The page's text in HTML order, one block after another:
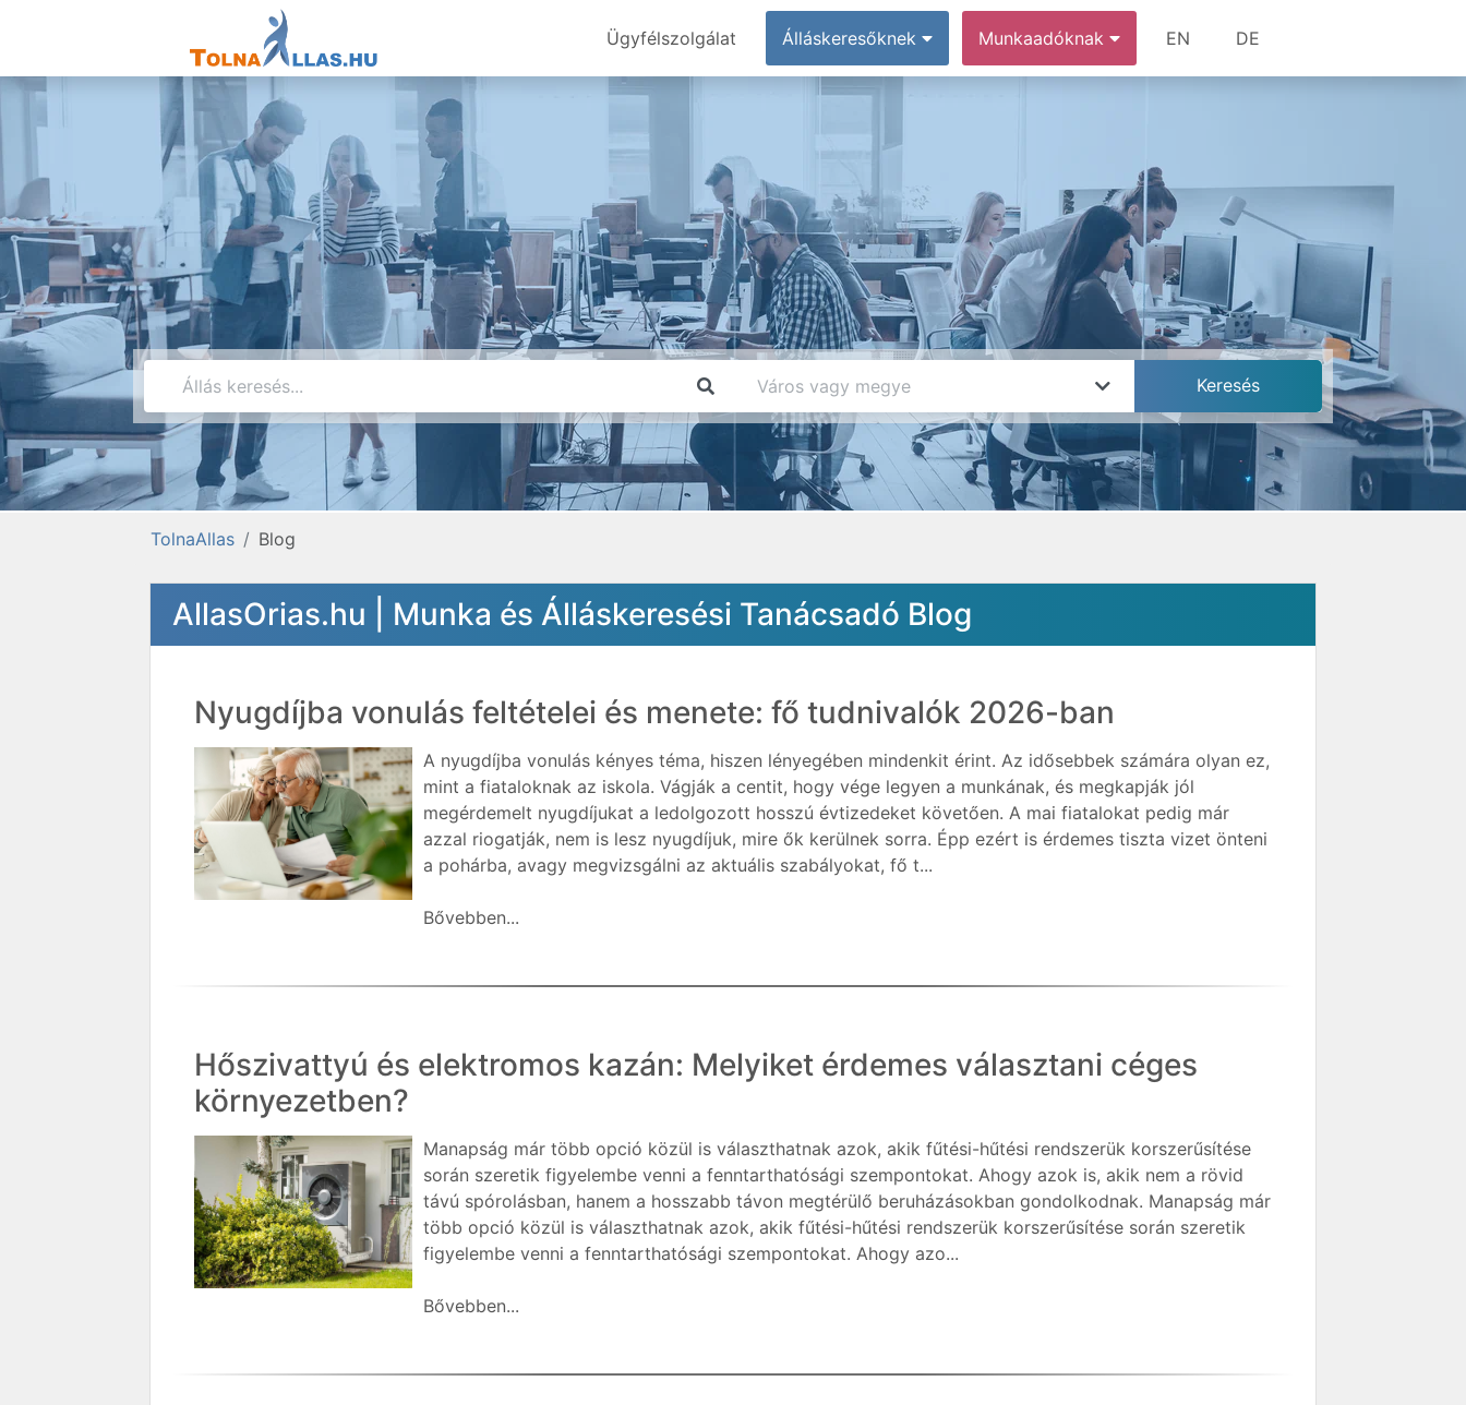
Ügyfélszolgálat Álláskeresőknek Munkaadóknak EN DE
TolnaAllas Blog
AllasOrias.hu | Munka és Álláskeresési Tanácsadó Blog
Nyugdíjba vonulás feltételei és menete: fő tudnivalók 2026-ban
A nyugdíjba vonulás kényes téma, hiszen lényegében mindenkit érint. Az idősebbek számára olyan ez,
mint a fiataloknak az iskola. Vágják a centit, hogy vége legyen a munkának, és megkapják jól
megérdemelt nyugdíjukat a ledolgozott hosszú évtizedeket követően. A mai fiatalokat pedig már
azzal riogatják, nem is lesz nyugdíjuk, mire ők kerülnek sorra. Épp ezért is érdemes tiszta vizet önteni
a pohárba, avagy megvizsgálni az aktuális szabályokat, fő t...
Bővebben...
Hőszivattyú és elektromos kazán: Melyiket érdemes választani céges
környezetben?
Manapság már több opció közül is választhatnak azok, akik fűtési-hűtési rendszerük korszerűsítése
során szeretik figyelembe venni a fenntarthatósági szempontokat. Ahogy azok is, akik nem a rövid
távú spórolásban, hanem a hosszabb távon megtérülő beruházásokban gondolkodnak. Manapság már
több opció közül is választhatnak azok, akik fűtési-hűtési rendszerük korszerűsítése során szeretik
figyelembe venni a fenntarthatósági szempontokat. Ahogy azo...
Bővebben...